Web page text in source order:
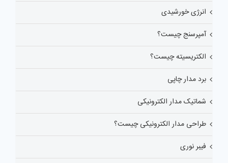
انرژی خورشیدی
آمپرسنج چیست؟
الکتریسیته چیست؟
برد مدار چاپی
شماتیک مدار الکترونیکی
طراحی مدار الکترونیکی چیست؟
فیبر نوری